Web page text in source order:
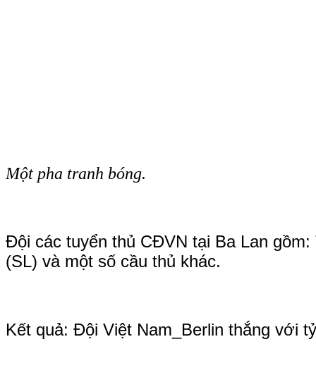
Một pha tranh bóng.
Đội các tuyển thủ CĐVN tại Ba Lan
(SL) và một số cầu thủ khác.
Kết quả: Đội Việt Nam_Berlin thắng với